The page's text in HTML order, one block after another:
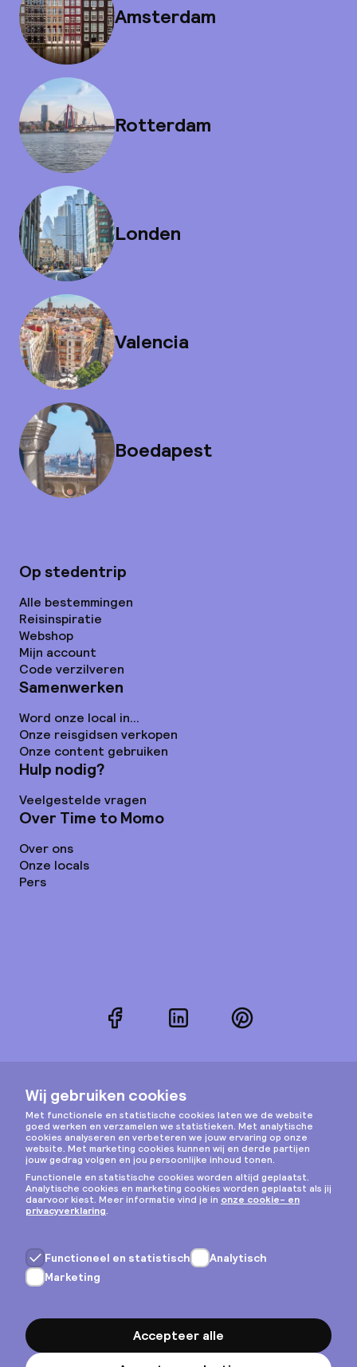
Amsterdam
Rotterdam
Londen
Valencia
Boedapest
Op stedentrip
Alle bestemmingen
Reisinspiratie
Webshop
Mijn account
Code verzilveren
Samenwerken
Word onze local in...
Onze reisgidsen verkopen
Onze content gebruiken
Hulp nodig?
Veelgestelde vragen
Over Time to Momo
Over ons
Onze locals
Pers
FacebookLinkedInPinterest
Instagram
Privacy & cookies
Algemene voorwaarden